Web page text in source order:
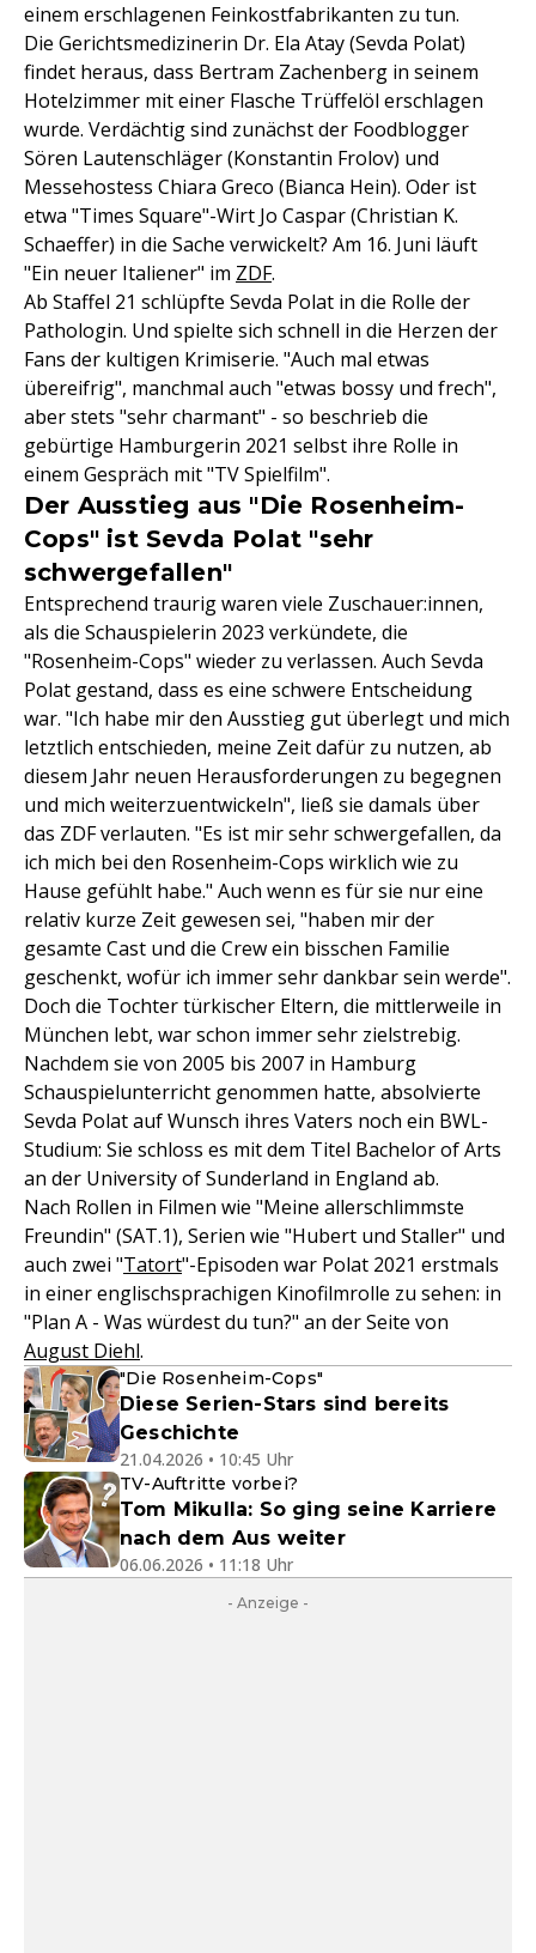
einem erschlagenen Feinkostfabrikanten zu tun.
Die Gerichtsmedizinerin Dr. Ela Atay (Sevda Polat)
findet heraus, dass Bertram Zachenberg in seinem
Hotelzimmer mit einer Flasche Trüffelöl erschlagen
wurde. Verdächtig sind zunächst der Foodblogger
Sören Lautenschläger (Konstantin Frolov) und
Messehostess Chiara Greco (Bianca Hein). Oder ist
etwa "Times Square"-Wirt Jo Caspar (Christian K.
Schaeffer) in die Sache verwickelt? Am 16. Juni läuft
"Ein neuer Italiener" im ZDF.
Ab Staffel 21 schlüpfte Sevda Polat in die Rolle der
Pathologin. Und spielte sich schnell in die Herzen der
Fans der kultigen Krimiserie. "Auch mal etwas
übereifrig", manchmal auch "etwas bossy und frech",
aber stets "sehr charmant" - so beschrieb die
gebürtige Hamburgerin 2021 selbst ihre Rolle in
einem Gespräch mit "TV Spielfilm".
Der Ausstieg aus "Die Rosenheim-
Cops" ist Sevda Polat "sehr
schwergefallen"
Entsprechend traurig waren viele Zuschauer:innen,
als die Schauspielerin 2023 verkündete, die
"Rosenheim-Cops" wieder zu verlassen. Auch Sevda
Polat gestand, dass es eine schwere Entscheidung
war. "Ich habe mir den Ausstieg gut überlegt und mich
letztlich entschieden, meine Zeit dafür zu nutzen, ab
diesem Jahr neuen Herausforderungen zu begegnen
und mich weiterzuentwickeln", ließ sie damals über
das ZDF verlauten. "Es ist mir sehr schwergefallen, da
ich mich bei den Rosenheim-Cops wirklich wie zu
Hause gefühlt habe." Auch wenn es für sie nur eine
relativ kurze Zeit gewesen sei, "haben mir der
gesamte Cast und die Crew ein bisschen Familie
geschenkt, wofür ich immer sehr dankbar sein werde".
Doch die Tochter türkischer Eltern, die mittlerweile in
München lebt, war schon immer sehr zielstrebig.
Nachdem sie von 2005 bis 2007 in Hamburg
Schauspielunterricht genommen hatte, absolvierte
Sevda Polat auf Wunsch ihres Vaters noch ein BWL-
Studium: Sie schloss es mit dem Titel Bachelor of Arts
an der University of Sunderland in England ab.
Nach Rollen in Filmen wie "Meine allerschlimmste
Freundin" (SAT.1), Serien wie "Hubert und Staller" und
auch zwei "Tatort"-Episoden war Polat 2021 erstmals
in einer englischsprachigen Kinofilmrolle zu sehen: in
"Plan A - Was würdest du tun?" an der Seite von
August Diehl.
"Die Rosenheim-Cops"
Diese Serien-Stars sind bereits
Geschichte
21.04.2026 • 10:45 Uhr
TV-Auftritte vorbei?
Tom Mikulla: So ging seine Karriere
nach dem Aus weiter
06.06.2026 • 11:18 Uhr
- Anzeige -